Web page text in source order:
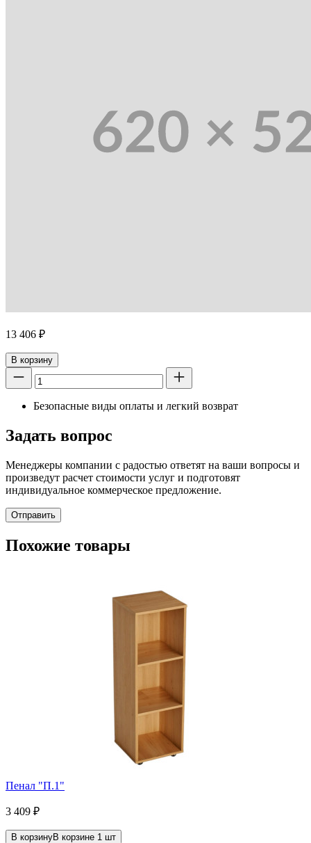
13 406 ₽
В корзину
Безопасные виды оплаты и легкий возврат
Задать вопрос
Менеджеры компании с радостью ответят на ваши вопросы и
произведут расчет стоимости услуг и подготовят
индивидуальное коммерческое предложение.
Отправить
Похожие товары
Пенал "П.1"
3 409 ₽
В корзинуВ корзине 1 шт